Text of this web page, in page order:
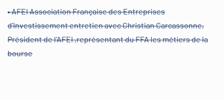
• AFEI Association Française des Entreprises
d’Investissement entretien avec Christian Carcassonne,
Président de l’AFEI ,représentant du FFA les métiers de la
bourse